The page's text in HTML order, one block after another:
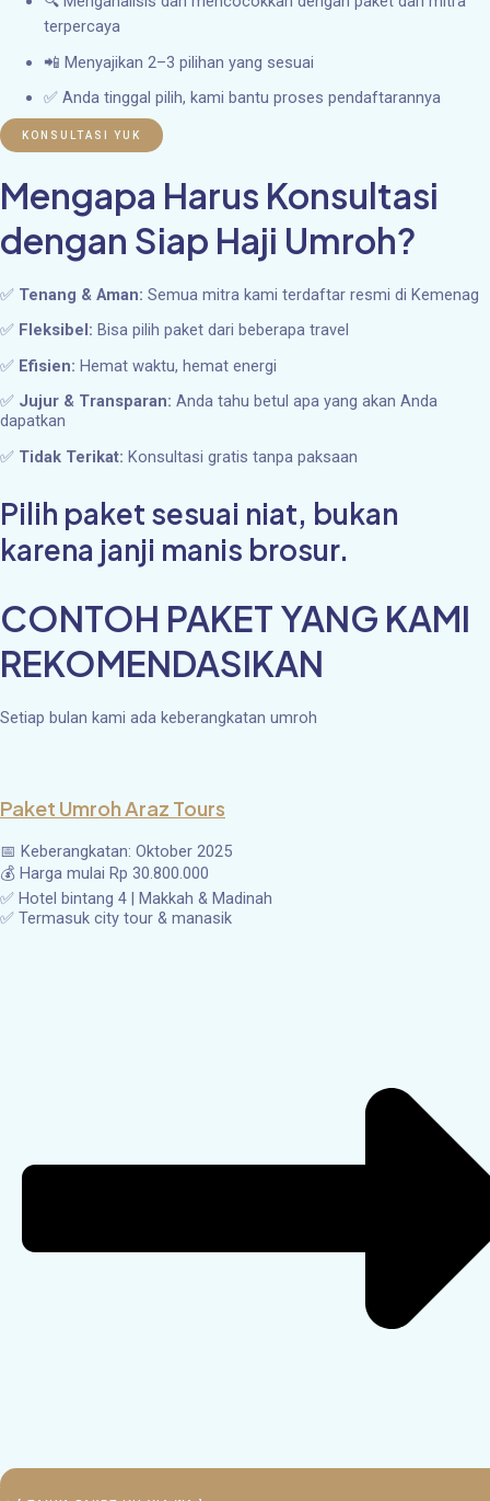
terpercaya
📲 Menyajikan 2–3 pilihan yang sesuai
✅ Anda tinggal pilih, kami bantu proses pendaftarannya
KONSULTASI YUK
Mengapa Harus Konsultasi
dengan Siap Haji Umroh?
✅ Tenang & Aman: Semua mitra kami terdaftar resmi di Kemenag
✅ Fleksibel: Bisa pilih paket dari beberapa travel
✅ Efisien: Hemat waktu, hemat energi
✅ Jujur & Transparan: Anda tahu betul apa yang akan Anda
dapatkan
✅ Tidak Terikat: Konsultasi gratis tanpa paksaan
Pilih paket sesuai niat, bukan
karena janji manis brosur.
CONTOH PAKET YANG KAMI
REKOMENDASIKAN
Setiap bulan kami ada keberangkatan umroh
Paket Umroh Araz Tours
📅 Keberangkatan: Oktober 2025
💰 Harga mulai Rp 30.800.000
✅ Hotel bintang 4 | Makkah & Madinah
✅ Termasuk city tour & manasik